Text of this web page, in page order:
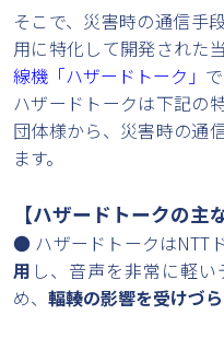
そこで、災害時の通信手
用に特化して開発された
線機「ハザードトーク」 で
ハザードトークは下記の
団体様から、災害時の通
ます。
【ハザードトークの主
● ハザードトークはNTT
用 し、音声を非常に軽
め、 輻輳の影響を受けづ